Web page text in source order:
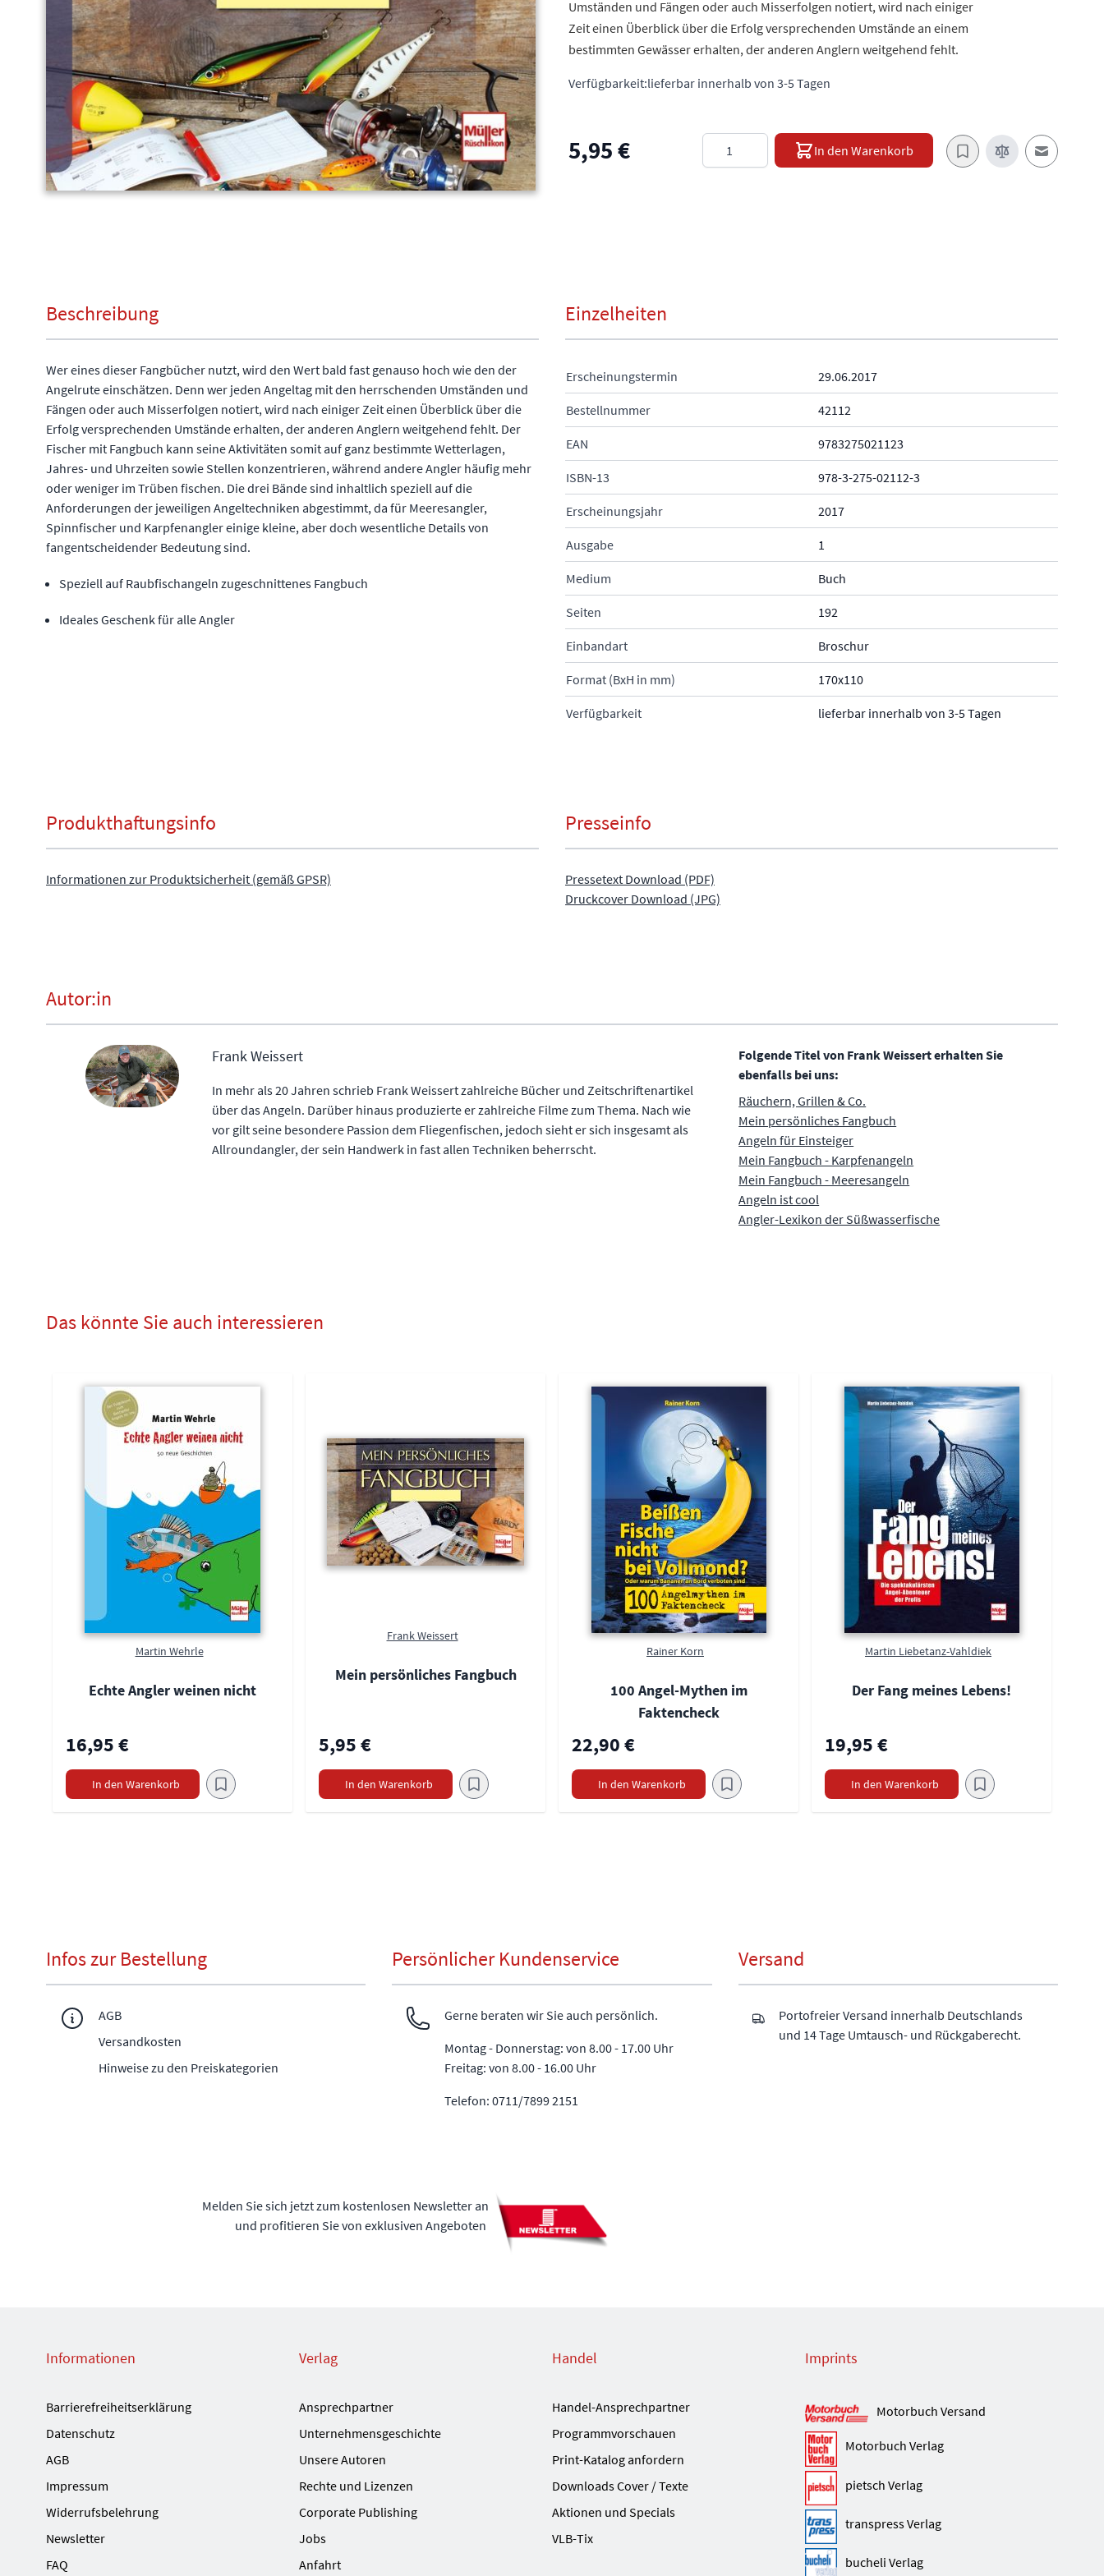
Umständen und Fängen oder auch Misserfolgen notiert, wird nach einiger
Zeit einen Überblick über die Erfolg versprechenden Umstände an einem
bestimmten Gewässer erhalten, der anderen Anglern weitgehend fehlt.
Verfügbarkeit:lieferbar innerhalb von 3-5 Tagen
5,95 € Menge In den Warenkorb
E-Mail an
Beschreibung
Wer eines dieser Fangbücher nutzt, wird den Wert bald fast genauso hoch wie den der
Angelrute einschätzen. Denn wer jeden Angeltag mit den herrschenden Umständen und
Fängen oder auch Misserfolgen notiert, wird nach einiger Zeit einen Überblick über die
Erfolg versprechenden Umstände erhalten, der anderen Anglern weitgehend fehlt. Der
Fischer mit Fangbuch kann seine Aktivitäten somit auf ganz bestimmte Wetterlagen,
Jahres- und Uhrzeiten sowie Stellen konzentrieren, während andere Angler häufig mehr
oder weniger im Trüben fischen. Die drei Bände sind inhaltlich speziell auf die
Anforderungen der jeweiligen Angeltechniken abgestimmt, da für Meeresangler,
Spinnfischer und Karpfenangler einige kleine, aber doch wesentliche Details von
fangentscheidender Bedeutung sind.
Speziell auf Raubfischangeln zugeschnittenes Fangbuch
Ideales Geschenk für alle Angler
Einzelheiten
Erscheinungstermin 29.06.2017
Bestellnummer 42112
EAN 9783275021123
ISBN-13 978-3-275-02112-3
Erscheinungsjahr 2017
Ausgabe 1
Medium Buch
Seiten 192
Einbandart Broschur
Format (BxH in mm) 170x110
Verfügbarkeit lieferbar innerhalb von 3-5 Tagen
Produkthaftungsinfo
Informationen zur Produktsicherheit (gemäß GPSR)
Presseinfo
Pressetext Download (PDF)
Druckcover Download (JPG)
Autor:in
Frank Weissert
In mehr als 20 Jahren schrieb Frank Weissert zahlreiche Bücher und Zeitschriftenartikel
über das Angeln. Darüber hinaus produzierte er zahlreiche Filme zum Thema. Nach wie
vor gilt seine besondere Passion dem Fliegenfischen, jedoch sieht er sich insgesamt als
Allroundangler, der sein Handwerk in fast allen Techniken beherrscht.
Folgende Titel von Frank Weissert erhalten Sie
ebenfalls bei uns:
Räuchern, Grillen & Co.
Mein persönliches Fangbuch
Angeln für Einsteiger
Mein Fangbuch - Karpfenangeln
Mein Fangbuch - Meeresangeln
Angeln ist cool
Angler-Lexikon der Süßwasserfische
Das könnte Sie auch interessieren
Martin Wehrle
Echte Angler weinen nicht
16,95 €
In den Warenkorb
Frank Weissert
Mein persönliches Fangbuch
5,95 €
In den Warenkorb
Rainer Korn
100 Angel-Mythen im
Faktencheck
22,90 €
In den Warenkorb
Martin Liebetanz-Vahldiek
Der Fang meines Lebens!
19,95 €
In den Warenkorb
Infos zur Bestellung
AGB
Versandkosten
Hinweise zu den Preiskategorien
Persönlicher Kundenservice
Gerne beraten wir Sie auch persönlich.
Montag - Donnerstag: von 8.00 - 17.00 Uhr
Freitag: von 8.00 - 16.00 Uhr
Telefon: 0711/7899 2151
Versand
Portofreier Versand innerhalb Deutschlands
und 14 Tage Umtausch- und Rückgaberecht.
Melden Sie sich jetzt zum kostenlosen Newsletter an
und profitieren Sie von exklusiven Angeboten
Informationen
Barrierefreiheitserklärung
Datenschutz
AGB
Impressum
Widerrufsbelehrung
Newsletter
FAQ
Verlag
Ansprechpartner
Unternehmensgeschichte
Unsere Autoren
Rechte und Lizenzen
Corporate Publishing
Jobs
Anfahrt
Handel
Handel-Ansprechpartner
Programmvorschauen
Print-Katalog anfordern
Downloads Cover / Texte
Aktionen und Specials
VLB-Tix
Imprints
Motorbuch Versand
Motorbuch Verlag
pietsch Verlag
transpress Verlag
bucheli Verlag